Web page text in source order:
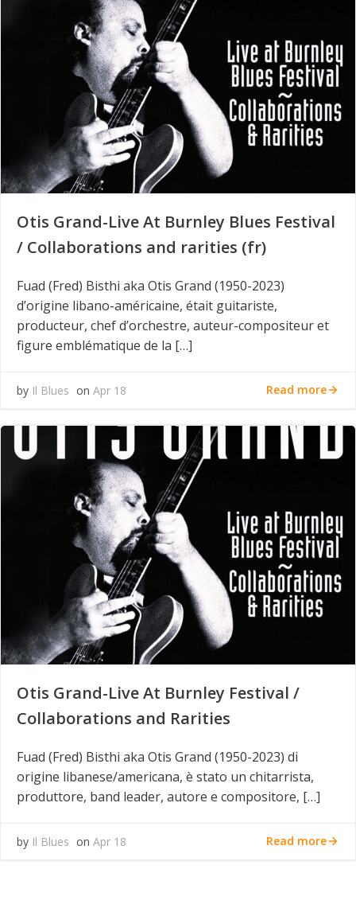
Otis Grand-Live At Burnley Blues Festival
/ Collaborations and rarities (fr)
Fuad (Fred) Bisthi aka Otis Grand (1950-2023)
d’origine libano-américaine, était guitariste,
producteur, chef d’orchestre, auteur-compositeur et
figure emblématique de la […]
by Il Blues on Apr 18 Read more
Otis Grand-Live At Burnley Festival /
Collaborations and Rarities
Fuad (Fred) Bisthi aka Otis Grand (1950-2023) di
origine libanese/americana, è stato un chitarrista,
produttore, band leader, autore e compositore, […]
by Il Blues on Apr 18 Read more